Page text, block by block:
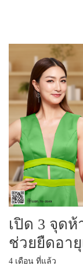
เปิด 3 จุด
ช่วยยืดอา
4 เดือน ที่แล้ว